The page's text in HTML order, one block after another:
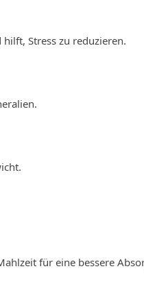
Stress zu reduzieren.
für eine bessere